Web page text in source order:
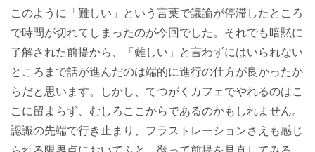
このように「難しい」という言葉で議論が停滞したところ
で時間が切れてしまったのが今回でした。それでも暗黙に
了解された前提から、「難しい」と言わずにはいられない
ところまで話が進んだのは端的に進行の仕方が良かったか
らだと思います。しかし、てつがくカフェでやれるのはこ
こに留まらず、むしろここからであるのかもしれません。
認識の先端で行き止まり、フラストレーションさえも感じ